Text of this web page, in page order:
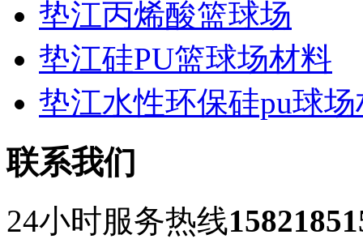
垫江丙烯酸篮球场
垫江硅PU篮球场材料
垫江水性环保硅pu球
联系我们
24小时服务热线